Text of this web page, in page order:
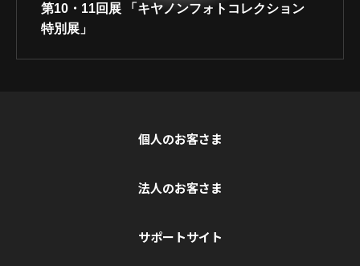
第10・11回展 「キヤノンフォトコレクション
特別展」
個人のお客さま
法人のお客さま
サポートサイト